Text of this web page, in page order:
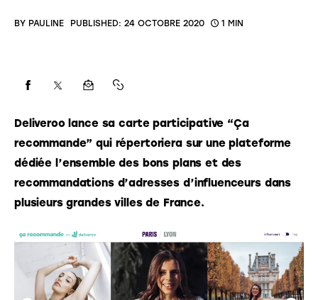
BY PAULINE PUBLISHED: 24 OCTOBRE 2020 1 MIN
Deliveroo lance sa carte participative “Ça
recommande” qui répertoriera sur une plateforme
dédiée l’ensemble des bons plans et des
recommandations d’adresses d’influenceurs dans
plusieurs grandes villes de France.